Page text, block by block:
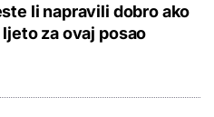
li napravili dobro ako
za ovaj posao